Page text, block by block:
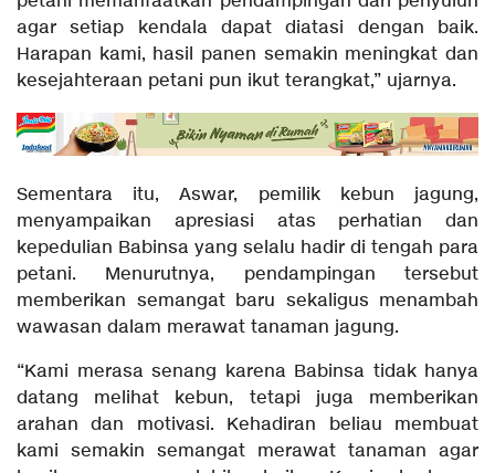
agar setiap kendala dapat diatasi dengan baik.
Harapan kami, hasil panen semakin meningkat dan
kesejahteraan petani pun ikut terangkat,” ujarnya.
Sementara itu, Aswar, pemilik kebun jagung,
menyampaikan apresiasi atas perhatian dan
kepedulian Babinsa yang selalu hadir di tengah para
petani. Menurutnya, pendampingan tersebut
memberikan semangat baru sekaligus menambah
wawasan dalam merawat tanaman jagung.
“Kami merasa senang karena Babinsa tidak hanya
datang melihat kebun, tetapi juga memberikan
arahan dan motivasi. Kehadiran beliau membuat
kami semakin semangat merawat tanaman agar